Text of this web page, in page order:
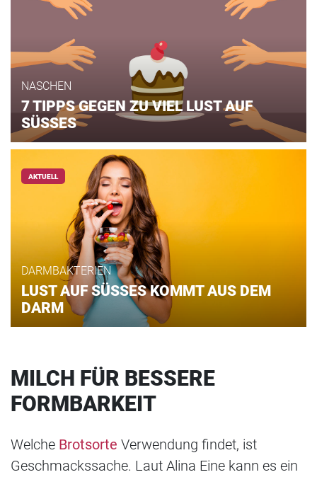
NASCHEN
7 TIPPS GEGEN ZU VIEL LUST AUF
SÜSSES
AKTUELL
DARMBAKTERIEN
LUST AUF SÜSSES KOMMT AUS DEM
DARM
MILCH FÜR BESSERE
FORMBARKEIT
Welche Brotsorte Verwendung findet, ist
Geschmackssache. Laut Alina Eine kann es ein